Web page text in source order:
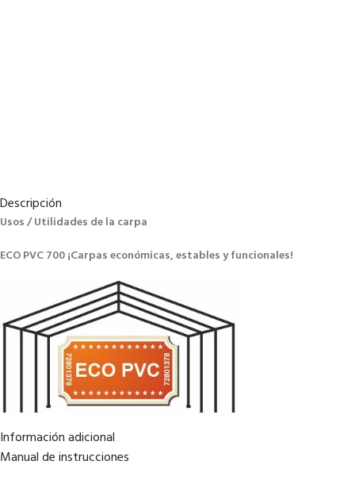
Descripción
Usos / Utilidades de la carpa
ECO PVC 700 ¡Carpas económicas, estables y funcionales!
Transforme cualquier espacio en un lugar muy especial para sus fiestas y
Información adicional
Manual de instrucciones